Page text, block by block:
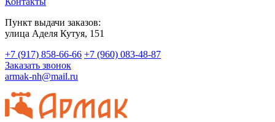
Пункт выдачи заказов:
​улица Аделя Кутуя, 151
+7 (917) 858-66-66 +7 (960) 083-48-87
Заказать звонок
armak-nh@mail.ru